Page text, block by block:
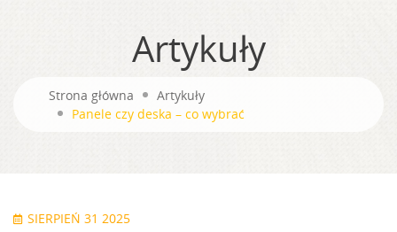
Artykuły
Strona główna
Artykuły
Panele czy deska – co wybrać
SIERPIEŃ 31 2025